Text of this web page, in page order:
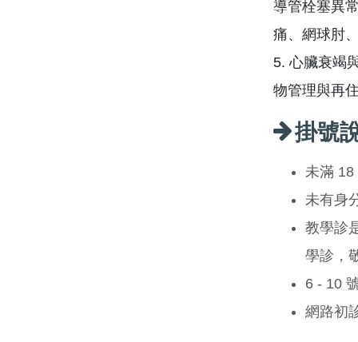
導管栓塞異
痛、網球肘
5. 心臟衰竭
物管理與再
掛號
未滿 18
未有身
教學診
學診，
6 - 10
網路初